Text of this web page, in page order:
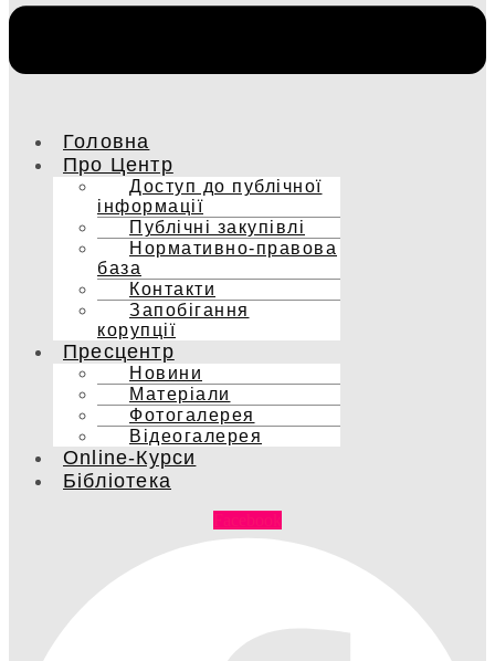
Головна
Про Центр
Доступ до публічної
інформації
Публічні закупівлі
Нормативно-правова
база
Контакти
Запобігання
корупції
Пресцентр
Новини
Матеріали
Фотогалерея
Відеогалерея
Online-Курси
Бібліотека